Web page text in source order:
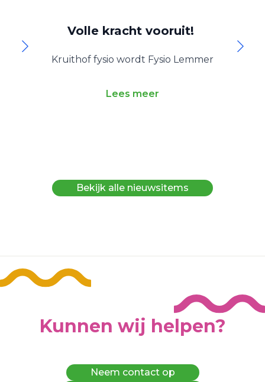
Volle kracht vooruit!
Kruithof fysio wordt Fysio Lemmer
Lees meer
Bekijk alle nieuwsitems
Kunnen wij helpen?
Neem contact op